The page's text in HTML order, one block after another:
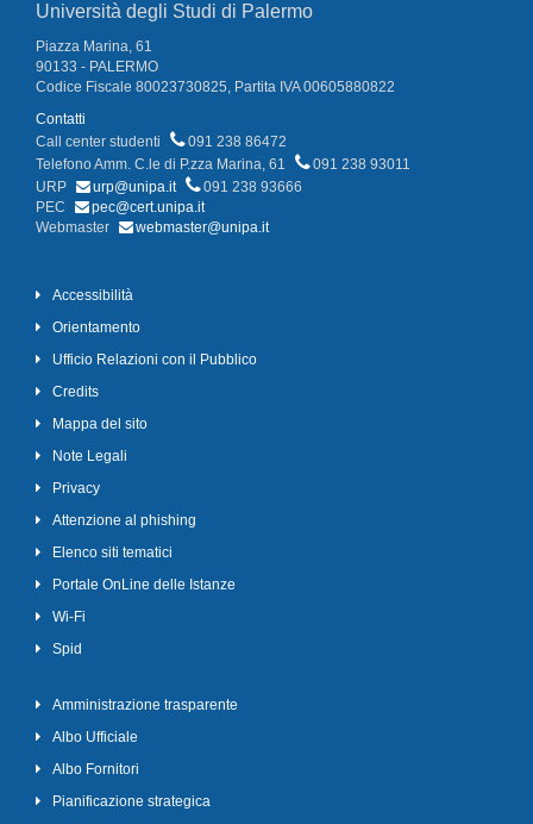
Università degli Studi di Palermo
Piazza Marina, 61
90133 - PALERMO
Codice Fiscale 80023730825, Partita IVA 00605880822
Contatti
Call center studenti
091 238 86472
Telefono Amm. C.le di P.zza Marina, 61
091 238 93011
URP
urp@unipa.it
091 238 93666
PEC
pec@cert.unipa.it
Webmaster
webmaster@unipa.it
Accessibilità
Orientamento
Ufficio Relazioni con il Pubblico
Credits
Mappa del sito
Note Legali
Privacy
Attenzione al phishing
Elenco siti tematici
Portale OnLine delle Istanze
Wi-Fi
Spid
Amministrazione trasparente
Albo Ufficiale
Albo Fornitori
Pianificazione strategica